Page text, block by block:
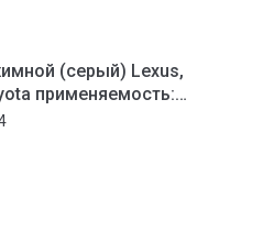
(серый) Lexus,
применяемость:
внутренняя отделка